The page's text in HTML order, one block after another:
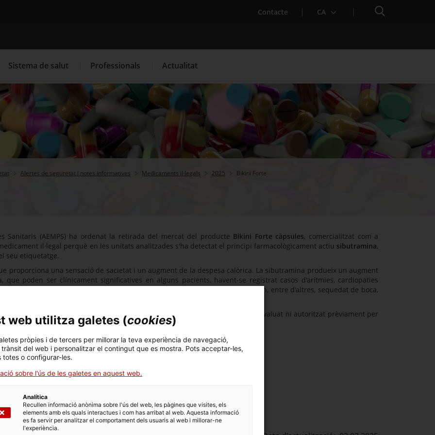
Contacte CA Cercador
Cercador
. Obre en una nova finestra.
Programació de visites al CAP . Obre en una nova finestra.
Què cal fer si... La baixa mèdica
Sistema de salut Professionals Actualitat
Alertes de seguretat i notes informatives Medicaments il·legals 2025 Bikini Forte
Sanitaris (AEMPS) ha ordenat la retirada del mercat del producte Bikini Forte càpsules, comercialitzat com a
il·legal perquè en les unitats analitzades s'ha detectat el principi farmacològicament actiu sibutramina,
seu etiquetatge.
proporciona una sensació de sacietat i un augment de la despesa calòrica. La sibutramina produeix un augment
poden ser clínicament significatives en alguns pacients, havent-se registrat casos d'arítmies, cardiopaties
Altres efectes adversos que es poden presentar amb el seu consum són, entre d'altres, sequedat de boca,
una gran quantitat d'interaccions amb altres medicaments.
producte la consideració de medicament i, com sigui que no ha estat avaluat ni autoritzat prèviament per
la seva presència al mercat és il·legal i s’ha de retirar.
que:
nota.
i l'esteu utilitzant, deixeu-lo d’utilitzar.
al 061 o bé a través del portalhttp://salutweb.gencat.cat
web utilitza galetes (cookies)
pròpies i de tercers per millorar la teva experiència de navegació,
del web i personalitzar el contingut que es mostra. Pots acceptar-les,
totes o configurar-les.
sobre l'ús de les galetes en aquest web.
Analítica
Recullen informació anònima sobre l'ús del web, les pàgines que visites, els
elements amb els quals interactues i com has arribat al web. Aquesta informació
es fa servir per analitzar el comportament dels usuaris al web i millorar-ne
l'experiència.